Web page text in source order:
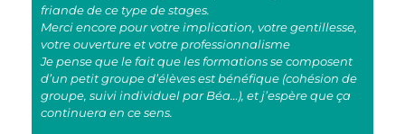
friande de ce type de stages.
Merci encore pour votre implication, votre gentillesse,
votre ouverture et votre professionnalisme
Je pense que le fait que les formations se composent
d’un petit groupe d’élèves est bénéfique (cohésion de
groupe, suivi individuel par Béa…), et j’espère que ça
continuera en ce sens.